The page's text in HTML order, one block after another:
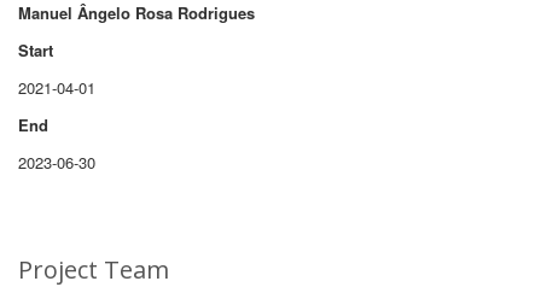
Manuel Ângelo Rosa Rodrigues
Start
2021-04-01
End
2023-06-30
Project Team